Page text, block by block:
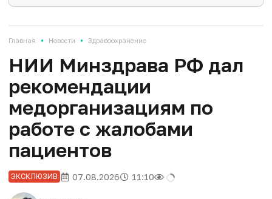
Главная • Новости • Здравоохранение
НИИ Минздрава РФ дал
рекомендации
медорганизациям по
работе с жалобами
пациентов
ЭКСКЛЮЗИВ 07.08.2026 11:10